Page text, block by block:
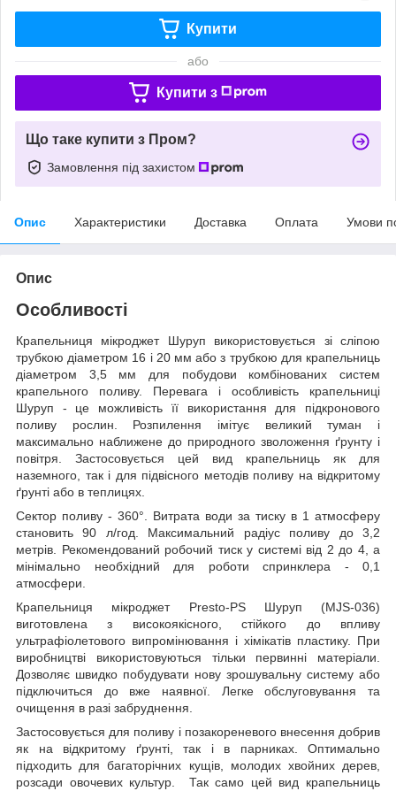
Купити
або
Купити з
Що таке купити з Пром?
Замовлення під захистом
Опис Характеристики Доставка Оплата Умови
Опис
Особливості
Крапельниця мікроджет Шуруп використовується зі сліпою
трубкою діаметром 16 і 20 мм або з трубкою для крапельниць
діаметром 3,5 мм для побудови комбінованих систем
крапельного поливу. Перевага і особливість крапельниці
Шуруп - це можливість її використання для підкронового
поливу рослин. Розпилення імітує великий туман і
максимально наближене до природного зволоження ґрунту і
повітря. Застосовується цей вид крапельниць як для
наземного, так і для підвісного методів поливу на відкритому
ґрунті або в теплицях.
Сектор поливу - 360°. Витрата води за тиску в 1 атмосферу
становить 90 л/год. Максимальний радіус поливу до 3,2
метрів. Рекомендований робочий тиск у системі від 2 до 4, а
мінімально необхідний для роботи спринклера - 0,1
атмосфери.
Крапельниця мікроджет Presto-PS Шуруп (MJS-036)
виготовлена з високоякісного, стійкого до впливу
ультрафіолетового випромінювання і хімікатів пластику. При
виробництві використовуються тільки первинні матеріали.
Дозволяє швидко побудувати нову зрошувальну систему або
підключиться до вже наявної. Легке обслуговування та
очищення в разі забруднення.
Застосовується для поливу і позакореневого внесення добрив
як на відкритому ґрунті, так і в парниках. Оптимально
підходить для багаторічних кущів, молодих хвойних дерев,
розсади овочевих культур. Так само цей вид крапельниць